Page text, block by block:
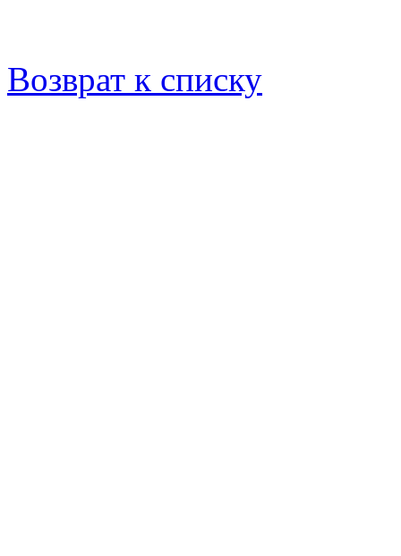
Возврат к списку